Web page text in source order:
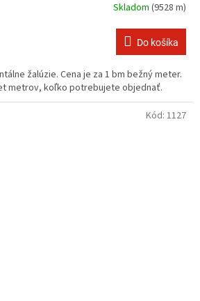
Skladom (9528 m)
Do košíka
žalúzie. Cena je za 1 bm bežný meter.
metrov, koľko potrebujete objednať.
Kód: 1127